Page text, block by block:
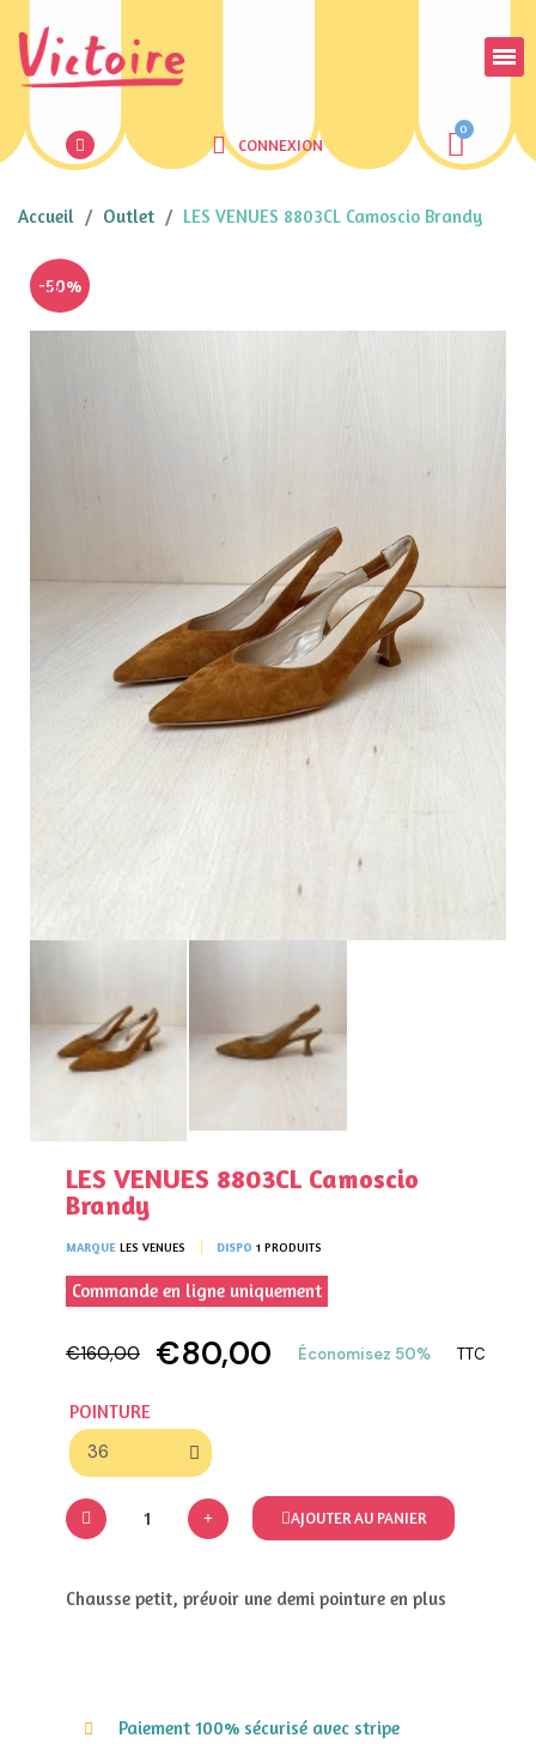
CONNEXION
Accueil Outlet LES VENUES 8803CL Camoscio Brandy
-50%
LES VENUES 8803CL Camoscio
Brandy
MARQUE LES VENUES DISPO 1 PRODUITS
Commande en ligne uniquement
€160,00 €80,00 Économisez 50% TTC
POINTURE
AJOUTER AU PANIER
Chausse petit, prévoir une demi pointure en plus
Paiement 100% sécurisé avec stripe